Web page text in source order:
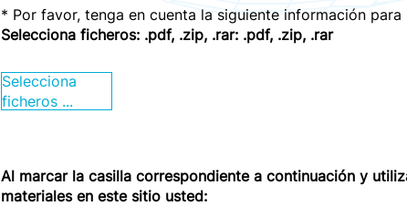
* Por favor, tenga en cuenta la siguiente información
Selecciona ficheros: .pdf, .zip, .rar: .pdf, .zip, .rar
Al marcar la casilla correspondiente a continuación y
materiales en este sitio usted: